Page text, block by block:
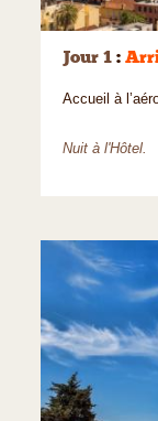
Jour 1 :
Accueil à
Nuit à l'Hôtel.